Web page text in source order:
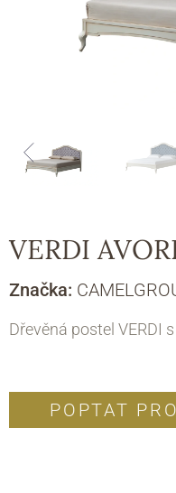
VERDI
Značka:
Dřevěná postel VERDI
POPTAT